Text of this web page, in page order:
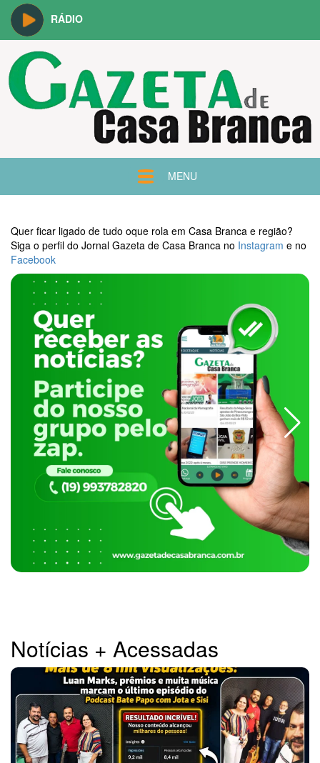
RÁDIO
MENU
Quer ficar ligado de tudo oque rola em Casa Branca e região?
Siga o perfil do Jornal Gazeta de Casa Branca no Instagram e no
Facebook
Notícias + Acessadas